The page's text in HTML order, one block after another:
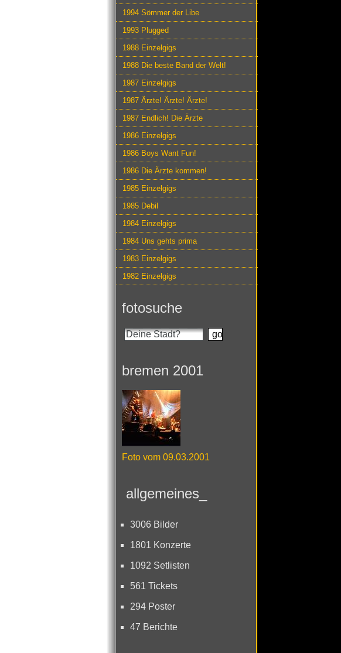
1994 Sömmer der Libe
1993 Plugged
1988 Einzelgigs
1988 Die beste Band der Welt!
1987 Einzelgigs
1987 Ärzte! Ärzte! Ärzte!
1987 Endlich! Die Ärzte
1986 Einzelgigs
1986 Boys Want Fun!
1986 Die Ärzte kommen!
1985 Einzelgigs
1985 Debil
1984 Einzelgigs
1984 Uns gehts prima
1983 Einzelgigs
1982 Einzelgigs
fotosuche
bremen 2001
Foto vom 09.03.2001
allgemeines_
3006 Bilder
1801 Konzerte
1092 Setlisten
561 Tickets
294 Poster
47 Berichte